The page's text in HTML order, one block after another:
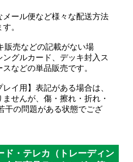
メール便など様々な配送方法
。
売などの記載がない場
グルカード、デッキ封入ス
などの単品販売です。
イ用】表記がある場合は、
せんが、傷・擦れ・折れ・
干の問題がある状態でござ
ド・テレカ（トレーディン